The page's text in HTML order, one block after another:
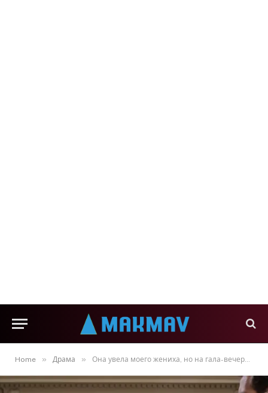
Home » Драма » Она увела моего жениха, но на гала-вечере поняла, что украла не ту жизнь